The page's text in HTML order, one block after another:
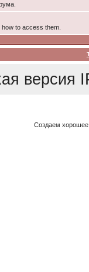
to access them.
версия
Создаем